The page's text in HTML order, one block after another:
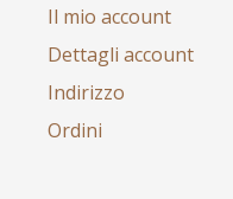
Il mio account
Dettagli account
Indirizzo
Ordini